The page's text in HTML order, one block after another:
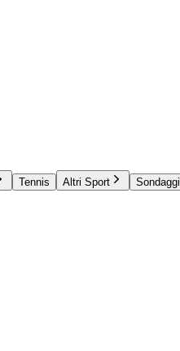
Tennis Altri Sport Sondaggi